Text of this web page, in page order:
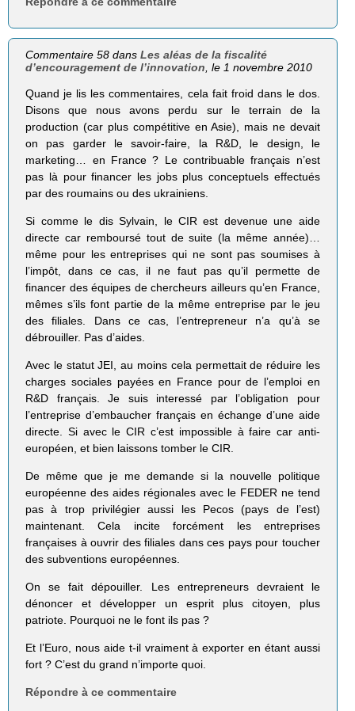
Commentaire 58 dansLes aléas de la fiscalité
d’encouragement de l’innovation, le 1 novembre 2010
Quand je lis les commentaires, cela fait froid dans le dos.
Disons que nous avons perdu sur le terrain de la
production (car plus compétitive en Asie), mais ne devait
on pas garder le savoir-faire, la R&D, le design, le
marketing… en France ? Le contribuable français n’est
pas là pour financer les jobs plus conceptuels effectués
par des roumains ou des ukrainiens.
Si comme le dis Sylvain, le CIR est devenue une aide
directe car remboursé tout de suite (la même année)…
même pour les entreprises qui ne sont pas soumises à
l’impôt, dans ce cas, il ne faut pas qu’il permette de
financer des équipes de chercheurs ailleurs qu’en France,
mêmes s’ils font partie de la même entreprise par le jeu
des filiales. Dans ce cas, l’entrepreneur n’a qu’à se
débrouiller. Pas d’aides.
Avec le statut JEI, au moins cela permettait de réduire les
charges sociales payées en France pour de l’emploi en
R&D français. Je suis interessé par l’obligation pour
l’entreprise d’embaucher français en échange d’une aide
directe. Si avec le CIR c’est impossible à faire car anti-
européen, et bien laissons tomber le CIR.
De même que je me demande si la nouvelle politique
européenne des aides régionales avec le FEDER ne tend
pas à trop privilégier aussi les Pecos (pays de l’est)
maintenant. Cela incite forcément les entreprises
françaises à ouvrir des filiales dans ces pays pour toucher
des subventions européennes.
On se fait dépouiller. Les entrepreneurs devraient le
dénoncer et développer un esprit plus citoyen, plus
patriote. Pourquoi ne le font ils pas ?
Et l’Euro, nous aide t-il vraiment à exporter en étant aussi
fort ? C’est du grand n’importe quoi.
Répondre à ce commentaire